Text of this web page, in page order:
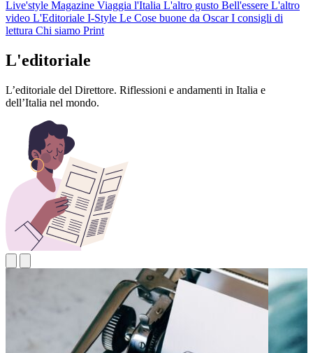
Live'style Magazine Viaggia l'Italia L'altro gusto Bell'essere L'altro
video L'Editoriale I-Style Le Cose buone da OscarI consigli di
lettura Chi siamo Print
L'editoriale
L’editoriale del Direttore. Riflessioni e andamenti in Italia e
dell’Italia nel mondo.